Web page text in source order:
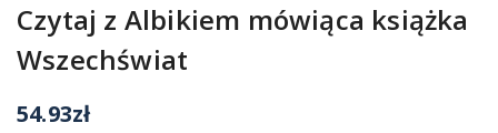
Czytaj z Albikiem mówiąca książka
Wszechświat
54.93zł